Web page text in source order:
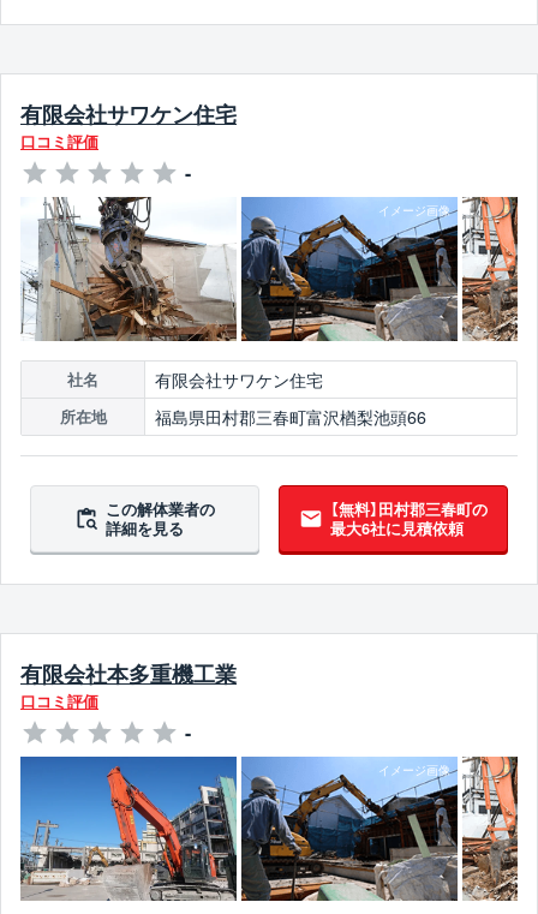
有限会社サワケン住宅
口コミ評価
-
社名 有限会社サワケン住宅
所在地 福島県田村郡三春町富沢楢梨池頭66
この解体業者の
詳細を見る
【無料】田村郡三春町の
最大6社に見積依頼
有限会社本多重機工業
口コミ評価
-